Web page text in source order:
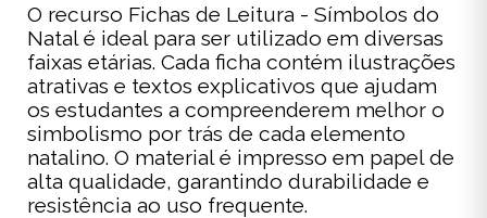
O recurso Fichas de Leitura - Símbolos do
Natal é ideal para ser utilizado em diversas
faixas etárias. Cada ficha contém ilustrações
atrativas e textos explicativos que ajudam
os estudantes a compreenderem melhor o
simbolismo por trás de cada elemento
natalino. O material é impresso em papel de
alta qualidade, garantindo durabilidade e
resistência ao uso frequente.